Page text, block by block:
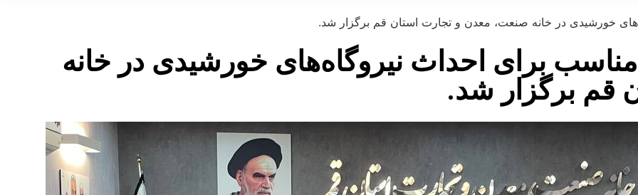
خورشیدی در خانه صنعت، معدن و تجارت استان قم برگزار شد.
برای احداث نیروگاه‌های خورشیدی در خانه
قم برگزار شد.